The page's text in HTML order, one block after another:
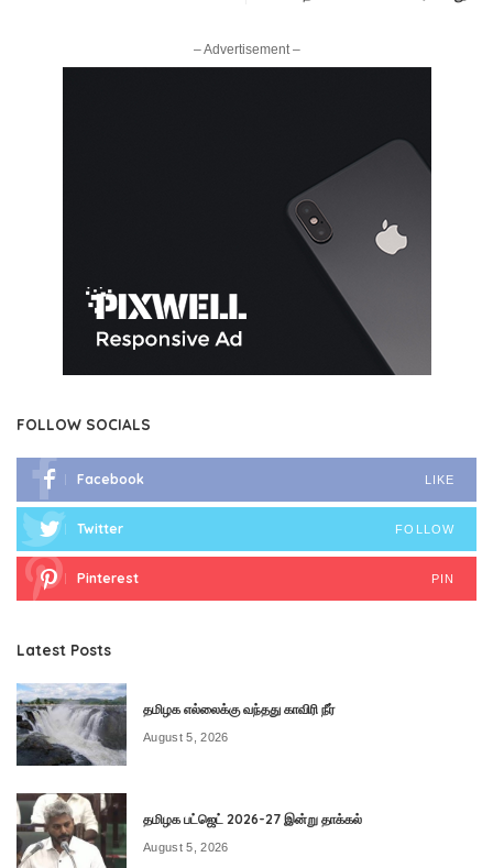
– Advertisement –
FOLLOW SOCIALS
Facebook LIKE
Twitter FOLLOW
Pinterest PIN
Latest Posts
தமிழக எல்லைக்கு வந்தது காவிரி நீர்
August 5, 2026
தமிழக பட்ஜெட் 2026-27 இன்று தாக்கல்
August 5, 2026